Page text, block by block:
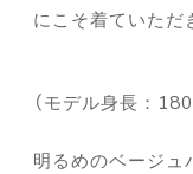
にこそ着ていただ
（モデル身長：
明るめのベージュ